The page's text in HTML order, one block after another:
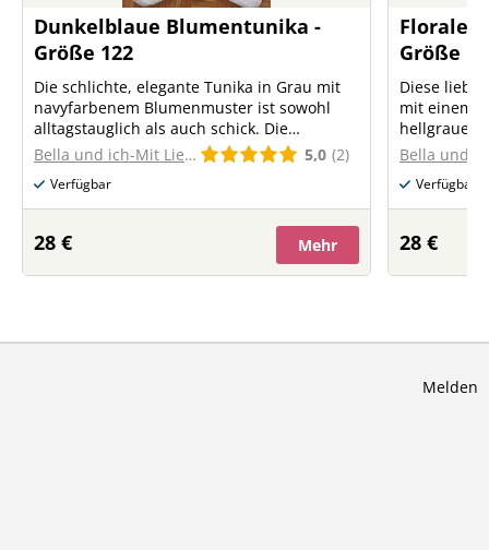
Dunkelblaue Blumentunika -
Größe 122
Die schlichte, elegante Tunika in Grau mit
navyfarbenem Blumenmuster ist sowohl
alltagstauglich als auch schick. Die
passenden Bündchen und die große Tasche
machen sie bequem und praktisch zugleich.
Bella und ich-Mit Liebe genäht 5,0 (2)
Verfügbar
28 € Mehr
Florale
Größe
Diese
mit einem
Bündchen
sorgen für
kleine
Verfügbar
28 €
Melden